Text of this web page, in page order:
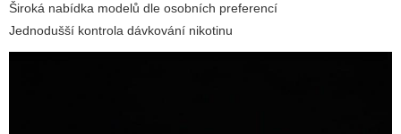
Široká nabídka modelů dle osobních preferencí
Jednodušší kontrola dávkování nikotinu